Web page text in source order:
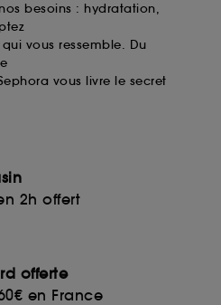
besoins : hydratation,
vous ressemble. Du
vous livre le secret
2h offert
offerte
en France